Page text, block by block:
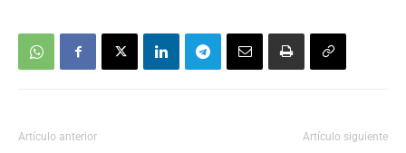
Artículo anterior Artículo siguiente